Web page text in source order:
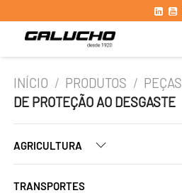
INÍCIO / PRODUTOS / PEÇAS
DE PROTEÇÃO AO DESGASTE
AGRICULTURA
TRANSPORTES